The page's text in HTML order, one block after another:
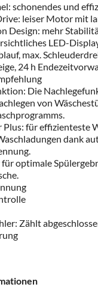
schonendes und
leiser Motor mit
Design: mehr
LED-
max.
24 h
Die
von
für effizienteste
dank
optimale
Zählt